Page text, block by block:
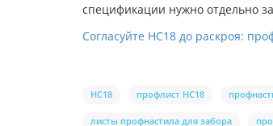
спецификации нужно отдельно
Согласуйте НС18 до раскроя:
НС18 профлист НС18
листы профнастила для забора